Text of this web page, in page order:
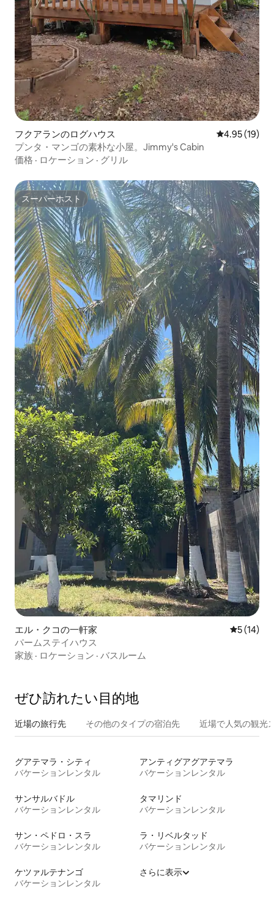
フクアランのログハウス レビュー19
4.95 (19)
プンタ・マンゴの素朴な小屋。Jimmy's Cabin
価格 · ロケーション · グリル
スーパーホスト
スーパーホスト
エル・クコの一軒家 レビュー
5 (14)
パームステイハウス
家族 · ロケーション · バスルーム
ぜひ訪⁠れ⁠た⁠い目⁠的⁠地
近場の旅行先 その他のタ⁠イ⁠プ⁠の宿⁠泊⁠先 近場で人気の観光
グアテマラ・シティ
バケーションレンタル
アンティグアグアテマラ
バケーションレンタル
サンサルバドル
バケーションレンタル
タマリンド
バケーションレンタル
サン・ペドロ・スラ
バケーションレンタル
ラ・リベルタッド
バケーションレンタル
ケツァルテナンゴ
バケーションレンタル
さらに表示